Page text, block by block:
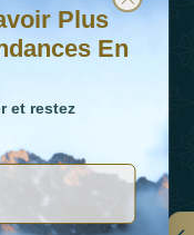
Plus
En
et restez